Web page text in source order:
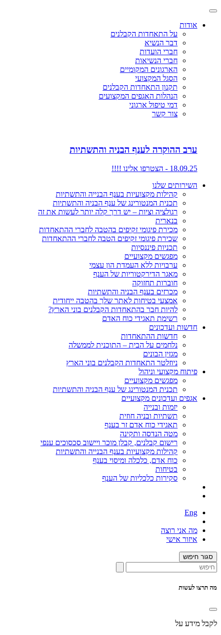
אודות
על התאחדות הקבלנים
דבר הנשיא
חברי הועדות
חברי הנשיאות
הארגונים המקומיים
הסגל המקצועי
תקנון התאחדות הקבלנים
הנהלות האגפים המקצועים
דמי טיפול ארגוני
צור קשר
ערב ההוקרה לענף הבניה והתשתיות
18.09.25 - הצטרפו אלינו !!!!
השירותים שלנו
קהילות מקצועיות בענף הבנייה והתשתיות
תכנית המנטורינג של ענף הבניה והתשתיות
רגולציה וציות – יש דרך קלה יותר לעשות את זה
בנארית
מכירת פיגומי זקיפים בהטבה לחברי ההתאחדות
שכירת פיגומי זקיפים הטבה לחברי ההתאחדות
תכניות פיננסיות
מפגשים מקצועיים
ערבויות ללא העמדת הון עצמי
מאגר הדירקטוריות של הענף
חוברות תחזוקה
מכרזים בענף הבניה והתשתיות
אמצעי בטיחות לאתר שלך בהטבה ייחודית
להיות חבר בהתאחדות הקבלנים בוני הארץ?
רשימת תאגידי כוח האדם
חדשות ועדכונים
חדשות ההתאחדות
נלחמים על הבית – התוכנית לממשלה
מגזין הבונים
ניוזלטר התאחדות הקבלנים בוני הארץ
פיתוח מקצועי וניהול
מפגשים מקצועיים
תכנית המנטורינג של ענף הבניה והתשתיות
אגפים ועדכונים מקצועיים
יזמות ובנייה
תשתיות ובניה חוזית
תאגידי כוח אדם זר בענף
מטה הנדסה ותקינה
רישום קבלנים, קבלן מוכר ויישוב סכסוכים ענפי
קהילות מקצועיות בענף הבנייה והתשתיות
כוח אדם, כלכלה ומיסוי בענף
בטיחות
סקירות כלכליות של הענף
Eng
מה אני רוצה
איזור אישי
סגור חיפוש
מה תרצו לעשות
לקבל מידע על